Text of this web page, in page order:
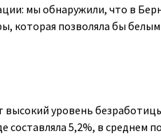
мы обнаружили, что в
которая позволяла бы
высокий уровень
составляла 5,2%, в среднем